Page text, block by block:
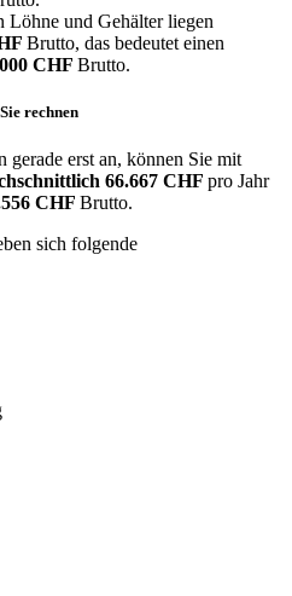
Löhne und Gehälter liegen
Brutto, das bedeutet einen
CHF Brutto.
rechnen
gerade erst an, können Sie mit
66.667 CHF pro Jahr
CHF Brutto.
sich folgende